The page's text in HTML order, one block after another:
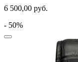
6 500,00 руб.
- 50%